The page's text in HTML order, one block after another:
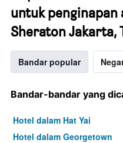
untuk penginapan
Sheraton Jakarta,
Bandar popular
Bandar-bandar yang
Hotel dalam Hat Yai
Hotel dalam Georgetown